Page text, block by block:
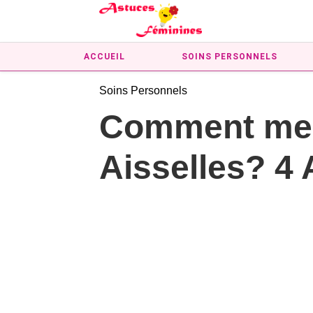
ACCUEIL SOINS PERSONNELS
Soins Personnels
Comment
Aisselles? 4